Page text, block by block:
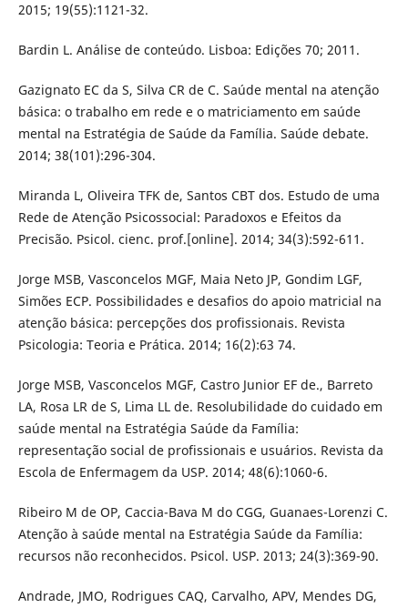
2015; 19(55):1121-32.
Bardin L. Análise de conteúdo. Lisboa: Edições 70; 2011.
Gazignato EC da S, Silva CR de C. Saúde mental na atenção
básica: o trabalho em rede e o matriciamento em saúde
mental na Estratégia de Saúde da Família. Saúde debate.
2014; 38(101):296-304.
Miranda L, Oliveira TFK de, Santos CBT dos. Estudo de uma
Rede de Atenção Psicossocial: Paradoxos e Efeitos da
Precisão. Psicol. cienc. prof.[online]. 2014; 34(3):592-611.
Jorge MSB, Vasconcelos MGF, Maia Neto JP, Gondim LGF,
Simões ECP. Possibilidades e desafios do apoio matricial na
atenção básica: percepções dos profissionais. Revista
Psicologia: Teoria e Prática. 2014; 16(2):63 74.
Jorge MSB, Vasconcelos MGF, Castro Junior EF de., Barreto
LA, Rosa LR de S, Lima LL de. Resolubilidade do cuidado em
saúde mental na Estratégia Saúde da Família:
representação social de profissionais e usuários. Revista da
Escola de Enfermagem da USP. 2014; 48(6):1060-6.
Ribeiro M de OP, Caccia-Bava M do CGG, Guanaes-Lorenzi C.
Atenção à saúde mental na Estratégia Saúde da Família:
recursos não reconhecidos. Psicol. USP. 2013; 24(3):369-90.
Andrade, JMO, Rodrigues CAQ, Carvalho, APV, Mendes DG,